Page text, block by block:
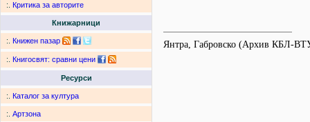
:. Критика за авторите
Книжарници
:. Книжен пазар
:. Книгосвят: сравни цени
Ресурси
:. Каталог за култура
:. Артзона
Янтра, Габровско (Архив КБЛ-